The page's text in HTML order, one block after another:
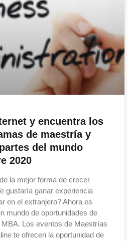
y encuentra los
de maestría y
del mundo
2020
la mejor forma de crecer
gustaría ganar experiencia
en el extranjero? Ahora es
mundo de oportunidades de
Los eventos de Maestrías
te ofrecen la oportunidad de